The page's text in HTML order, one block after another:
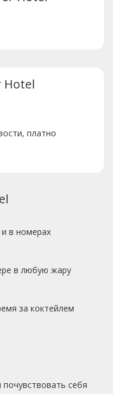
Hotel
платно
в номерах
в любую жару
за коктейлем
почувствовать себя